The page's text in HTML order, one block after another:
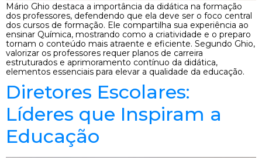
Mário Ghio destaca a importância da didática na formação
dos professores, defendendo que ela deve ser o foco central
dos cursos de formação. Ele compartilha sua experiência ao
ensinar Química, mostrando como a criatividade e o preparo
tornam o conteúdo mais atraente e eficiente. Segundo Ghio,
valorizar os professores requer planos de carreira
estruturados e aprimoramento contínuo da didática,
elementos essenciais para elevar a qualidade da educação.
Diretores Escolares:
Líderes que Inspiram a
Educação